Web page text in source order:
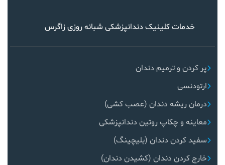
خدمات کلینیک دندانپزشکی شبانه روزی زاگرس
پر کردن و ترمیم دندان
ارتودنسی
درمان ریشه دندان (عصب کشی)
معاینه و چکاپ روتین دندانپزشکی
سفید کردن دندان (بلیچینگ)
خارج کردن دندان (کشیدن دندان)